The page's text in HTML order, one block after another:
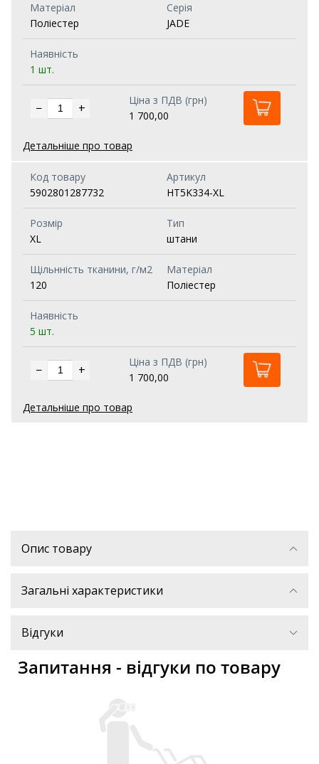
Матеріал
Поліестер
Серія
JADE
Наявність
1 шт.
− +
Ціна з ПДВ (грн)
1 700,00
Детальніше про товар
Код товару
5902801287732
Артикул
HT5K334-XL
Розмір
XL
Тип
штани
Щільнність тканини, г/м2
120
Матеріал
Поліестер
Наявність
5 шт.
− +
Ціна з ПДВ (грн)
1 700,00
Детальніше про товар
Опис товару
Загальні характеристики
Відгуки
Запитання - відгуки по товару